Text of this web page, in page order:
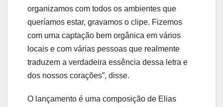
organizamos com todos os ambientes que
queríamos estar, gravamos o clipe. Fizemos
com uma captação bem orgânica em vários
locais e com várias pessoas que realmente
traduzem a verdadeira essência dessa letra e
dos nossos corações”, disse.
O lançamento é uma composição de Elias